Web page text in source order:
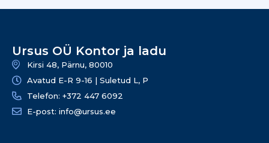
Ursus OÜ Kontor ja ladu
Kirsi 48, Pärnu, 80010
Avatud E-R 9-16 | Suletud L, P
Telefon: +372 447 6092
E-post: info@ursus.ee